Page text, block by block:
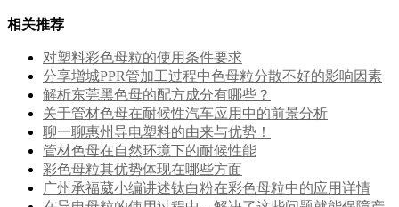
相关推荐
对塑料彩色母粒的使用条件要求
分享增城PPR管加工过程中色母粒分散不好的影响因素
解析东莞黑色母的配方成分有哪些？
关于管材色母在耐候性汽车应用中的前景分析
聊一聊惠州导电塑料的由来与优势！
管材色母在自然环境下的耐候性能
彩色母粒其优势体现在哪些方面
广州承福葳小编讲述钛白粉在彩色母粒中的应用详情